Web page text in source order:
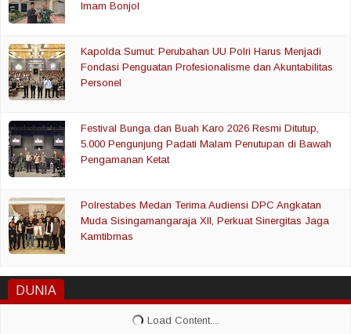
Imam Bonjol
Kapolda Sumut: Perubahan UU Polri Harus Menjadi
Fondasi Penguatan Profesionalisme dan Akuntabilitas
Personel
Festival Bunga dan Buah Karo 2026 Resmi Ditutup,
5.000 Pengunjung Padati Malam Penutupan di Bawah
Pengamanan Ketat
Polrestabes Medan Terima Audiensi DPC Angkatan
Muda Sisingamangaraja XII, Perkuat Sinergitas Jaga
Kamtibmas
DUNIA